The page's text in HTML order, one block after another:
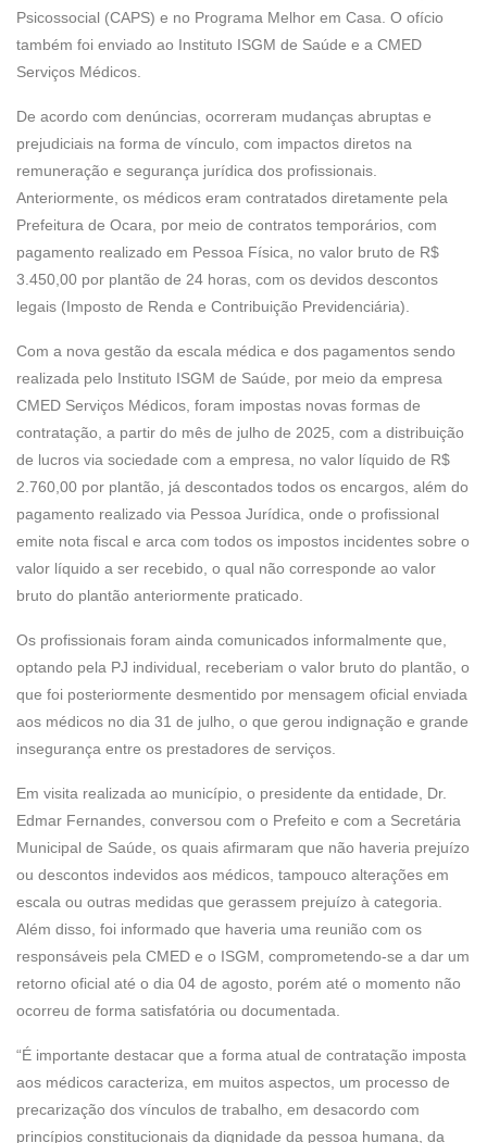
k
p
m
Psicossocial (CAPS) e no Programa Melhor em Casa. O ofício
também foi enviado ao Instituto ISGM de Saúde e a CMED
Serviços Médicos.
De acordo com denúncias, ocorreram mudanças abruptas e
prejudiciais na forma de vínculo, com impactos diretos na
remuneração e segurança jurídica dos profissionais.
Anteriormente, os médicos eram contratados diretamente pela
Prefeitura de Ocara, por meio de contratos temporários, com
pagamento realizado em Pessoa Física, no valor bruto de R$
3.450,00 por plantão de 24 horas, com os devidos descontos
legais (Imposto de Renda e Contribuição Previdenciária).
Com a nova gestão da escala médica e dos pagamentos sendo
realizada pelo Instituto ISGM de Saúde, por meio da empresa
CMED Serviços Médicos, foram impostas novas formas de
contratação, a partir do mês de julho de 2025, com a distribuição
de lucros via sociedade com a empresa, no valor líquido de R$
2.760,00 por plantão, já descontados todos os encargos, além do
pagamento realizado via Pessoa Jurídica, onde o profissional
emite nota fiscal e arca com todos os impostos incidentes sobre o
valor líquido a ser recebido, o qual não corresponde ao valor
bruto do plantão anteriormente praticado.
Os profissionais foram ainda comunicados informalmente que,
optando pela PJ individual, receberiam o valor bruto do plantão, o
que foi posteriormente desmentido por mensagem oficial enviada
aos médicos no dia 31 de julho, o que gerou indignação e grande
insegurança entre os prestadores de serviços.
Em visita realizada ao município, o presidente da entidade, Dr.
Edmar Fernandes, conversou com o Prefeito e com a Secretária
Municipal de Saúde, os quais afirmaram que não haveria prejuízo
ou descontos indevidos aos médicos, tampouco alterações em
escala ou outras medidas que gerassem prejuízo à categoria.
Além disso, foi informado que haveria uma reunião com os
responsáveis pela CMED e o ISGM, comprometendo-se a dar um
retorno oficial até o dia 04 de agosto, porém até o momento não
ocorreu de forma satisfatória ou documentada.
“É importante destacar que a forma atual de contratação imposta
aos médicos caracteriza, em muitos aspectos, um processo de
precarização dos vínculos de trabalho, em desacordo com
princípios constitucionais da dignidade da pessoa humana, da